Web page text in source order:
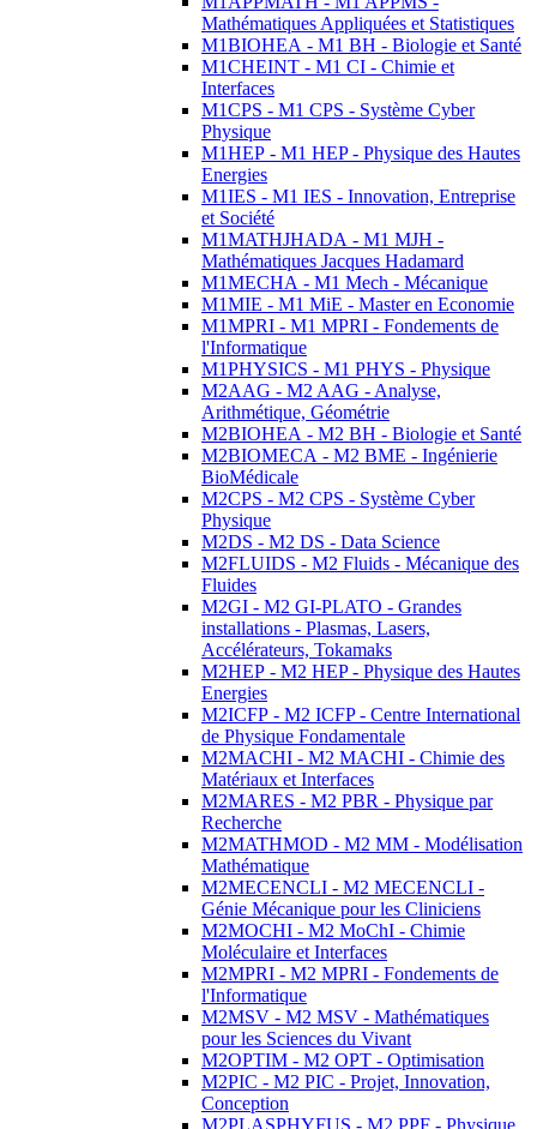
Mathématiques Appliquées et Statistiques
M1BIOHEA - M1 BH - Biologie et Santé
M1CHEINT - M1 CI - Chimie et
Interfaces
M1CPS - M1 CPS - Système Cyber
Physique
M1HEP - M1 HEP - Physique des Hautes
Energies
M1IES - M1 IES - Innovation, Entreprise
et Société
M1MATHJHADA - M1 MJH -
Mathématiques Jacques Hadamard
M1MECHA - M1 Mech - Mécanique
M1MIE - M1 MiE - Master en Economie
M1MPRI - M1 MPRI - Fondements de
l'Informatique
M1PHYSICS - M1 PHYS - Physique
M2AAG - M2 AAG - Analyse,
Arithmétique, Géométrie
M2BIOHEA - M2 BH - Biologie et Santé
M2BIOMECA - M2 BME - Ingénierie
BioMédicale
M2CPS - M2 CPS - Système Cyber
Physique
M2DS - M2 DS - Data Science
M2FLUIDS - M2 Fluids - Mécanique des
Fluides
M2GI - M2 GI-PLATO - Grandes
installations - Plasmas, Lasers,
Accélérateurs, Tokamaks
M2HEP - M2 HEP - Physique des Hautes
Energies
M2ICFP - M2 ICFP - Centre International
de Physique Fondamentale
M2MACHI - M2 MACHI - Chimie des
Matériaux et Interfaces
M2MARES - M2 PBR - Physique par
Recherche
M2MATHMOD - M2 MM - Modélisation
Mathématique
M2MECENCLI - M2 MECENCLI -
Génie Mécanique pour les Cliniciens
M2MOCHI - M2 MoChI - Chimie
Moléculaire et Interfaces
M2MPRI - M2 MPRI - Fondements de
l'Informatique
M2MSV - M2 MSV - Mathématiques
pour les Sciences du Vivant
M2OPTIM - M2 OPT - Optimisation
M2PIC - M2 PIC - Projet, Innovation,
Conception
M2PLASPHYFUS - M2 PPF - Physique